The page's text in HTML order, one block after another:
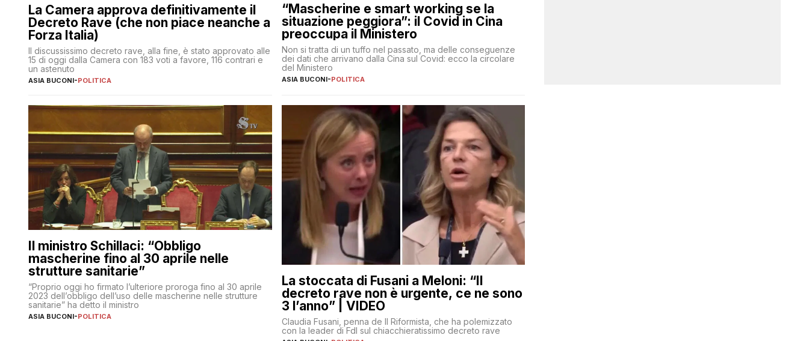
La Camera approva definitivamente il
Decreto Rave (che non piace neanche a
Forza Italia)
Il discussissimo decreto rave, alla fine, è stato approvato alle
15 di oggi dalla Camera con 183 voti a favore, 116 contrari e
un astenuto
ASIA BUCONI-POLITICA
“Mascherine e smart working se la
situazione peggiora”: il Covid in Cina
preoccupa il Ministero
Non si tratta di un tuffo nel passato, ma delle conseguenze
dei dati che arrivano dalla Cina sul Covid: ecco la circolare
del Ministero
ASIA BUCONI-POLITICA
Il ministro Schillaci: “Obbligo
mascherine fino al 30 aprile nelle
strutture sanitarie”
“Proprio oggi ho firmato l’ulteriore proroga fino al 30 aprile
2023 dell’obbligo dell’uso delle mascherine nelle strutture
sanitarie” ha detto il ministro
ASIA BUCONI-POLITICA
La stoccata di Fusani a Meloni: “Il
decreto rave non è urgente, ce ne sono
3 l’anno” | VIDEO
Claudia Fusani, penna de Il Riformista, che ha polemizzato
con la leader di FdI sul chiacchieratissimo decreto rave